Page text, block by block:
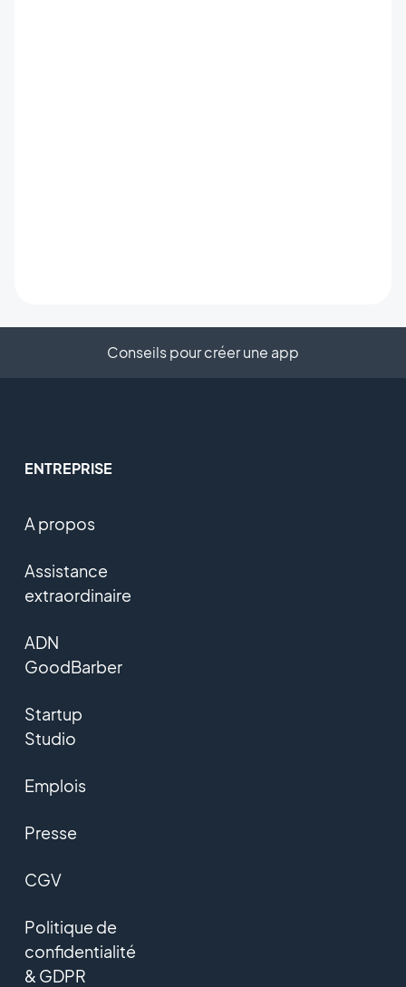
Conseils pour créer une app
ENTREPRISE
A propos
Assistance
extraordinaire
ADN
GoodBarber
Startup
Studio
Emplois
Presse
CGV
Politique de
confidentialité
& GDPR